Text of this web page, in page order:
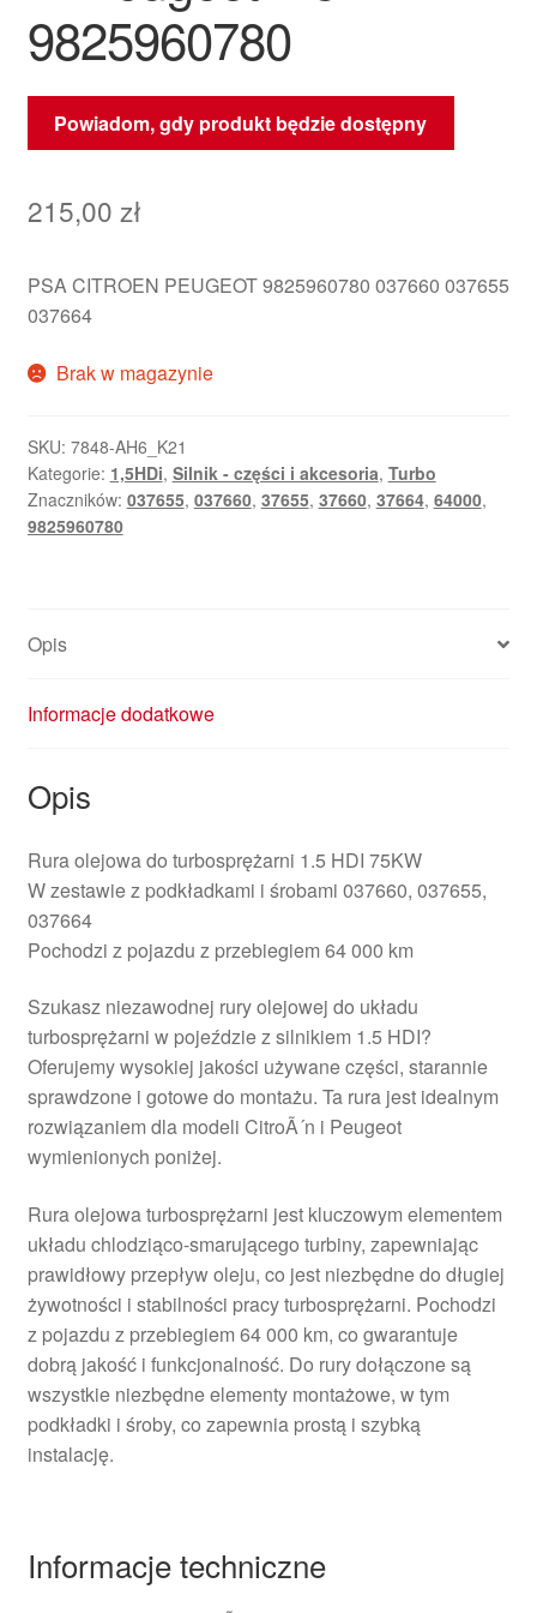
9825960780
Powiadom, gdy produkt będzie dostępny
215,00 zł
PSA CITROEN PEUGEOT 9825960780 037660 037655
037664
Brak w magazynie
SKU: 7848-AH6_K21
Kategorie: 1,5HDi, Silnik - części i akcesoria, Turbo
Znaczników: 037655, 037660, 37655, 37660, 37664, 64000,
9825960780
Opis
Informacje dodatkowe
Opis
Rura olejowa do turbosprężarni 1.5 HDI 75KW
W zestawie z podkładkami i śrobami 037660, 037655,
037664
Pochodzi z pojazdu z przebiegiem 64 000 km
Szukasz niezawodnej rury olejowej do układu
turbosprężarni w pojeździe z silnikiem 1.5 HDI?
Oferujemy wysokiej jakości używane części, starannie
sprawdzone i gotowe do montażu. Ta rura jest idealnym
rozwiązaniem dla modeli CitroÃ´n i Peugeot
wymienionych poniżej.
Rura olejowa turbosprężarni jest kluczowym elementem
układu chlodziąco-smarującego turbiny, zapewniając
prawidłowy przepływ oleju, co jest niezbędne do długiej
żywotności i stabilności pracy turbosprężarni. Pochodzi
z pojazdu z przebiegiem 64 000 km, co gwarantuje
dobrą jakość i funkcjonalność. Do rury dołączone są
wszystkie niezbędne elementy montażowe, w tym
podkładki i śroby, co zapewnia prostą i szybką
instalację.
Informacje techniczne